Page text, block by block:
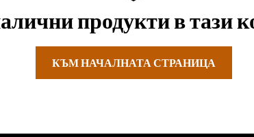
продукти в тази
КЪМ НАЧАЛНАТА СТРАНИЦА